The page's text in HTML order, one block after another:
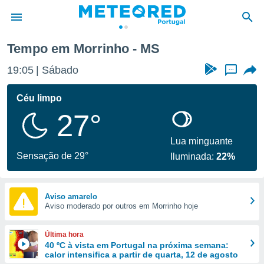
da
foi
fornecidas
a este
das
e
forma
digital
Tempo em Morrinho - MS
19:05 Sábado ...
Céu limpo
27°
Sensação de 29°
Lua minguante
Iluminada:22%
Aviso amarelo
Aviso moderado por outros em Morrinho hoje
Última hora
40 ºC à vista em Portugal na próxima semana:
calor intensifica a partir de quarta, 12 de agosto